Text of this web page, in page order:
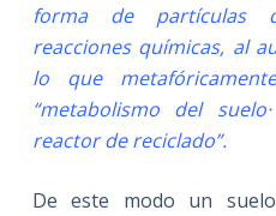
forma de partículas
reacciones químicas, al
lo que
“metabolismo del
reactor de reciclado”.
De este modo un